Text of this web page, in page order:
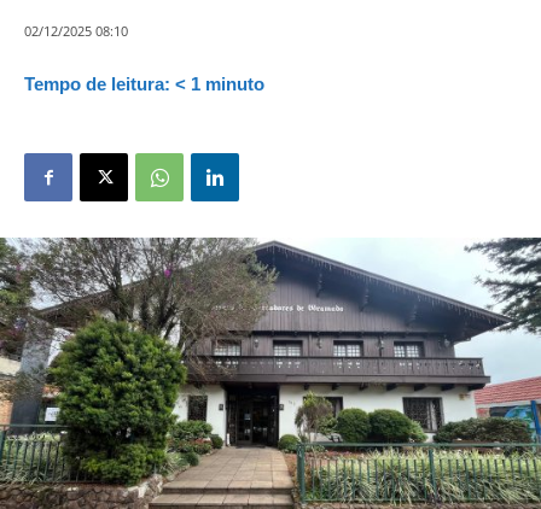
02/12/2025 08:10
Tempo de leitura: < 1 minuto